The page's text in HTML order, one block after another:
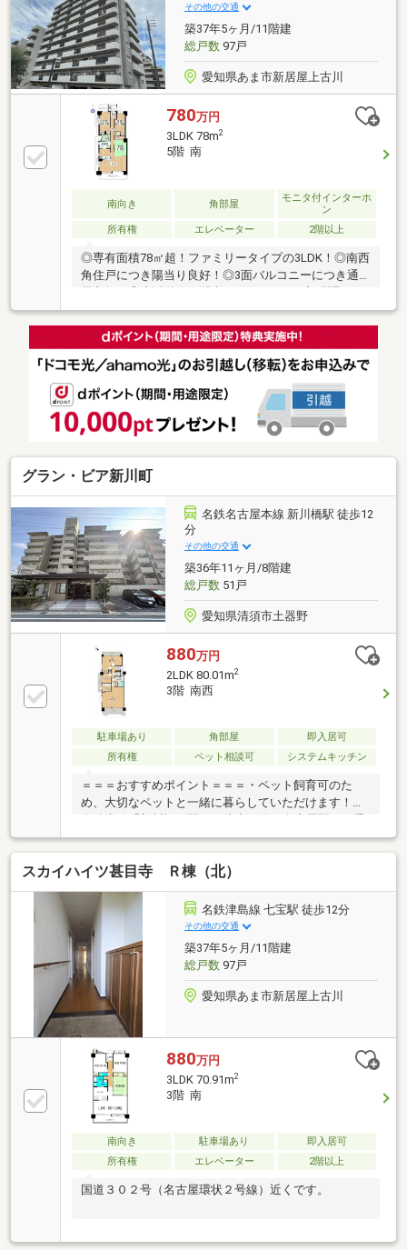
その他の交通
築37年5ヶ月/11階建
総戸数97戸
愛知県あま市新居屋上古川
780万円
3LDK 78m2
5階 南
南向き 角部屋
モニタ付インターホ
ン
所有権
エレベーター 2階以上
◎専有面積78㎡超！ファミリータイプの3LDK！◎南西
角住戸につき陽当り良好！◎3面バルコニーにつき通
（キッチンから廊下・洗面室へ出入り可能）◎全居室
収納有、収納力豊富！◎独立感のあるアルコーブ有！
◎キッチンからバルコニーで出入りできる勝手口有！
◎洗面室、浴室に窓有！【周辺施設】・甚目寺小学
スーパー甚目寺店 徒歩約12分・ゲンキー新居屋西
店 徒歩約10分・ヨシヅヤ甚目寺店 徒歩約20分
グラン・ビア新川町
名鉄名古屋本線 新川橋駅 徒歩12
分
その他の交通
築36年11ヶ月/8階建
総戸数51戸
愛知県清須市土器野
880万円
2LDK 80.01m2
3階 南西
駐車場あり 角部屋
即入居可
所有権
ペット相談可 システムキッチン
＝＝＝おすすめポイント＝＝＝・ペット飼育可のた
め、大切なペットと一緒に暮らしていただけます！・
り換えなしでアクセスできます☆・角部屋で南西向き
のため日当たり・風通し良好！周囲に高い建物がなく
開放感がございます。・LDKは広々約19帖！お子様や
ペットがのびのびと遊べる広さです◎・キッチンは半
個室のようなレイアウト。来客から見えにくく、LDK
にニオイが広がりづらいのが嬉しいポイント♪・キッ
チン床下収納、廊下物入、トイレの棚など収納充実し
ております！・3方向にバルコニーがついているた
め、日向干しと陰干しなど用途に応じて使い分け可能
です◎
スカイハイツ甚目寺 Ｒ棟（北）
名鉄津島線 七宝駅 徒歩12分
その他の交通
築37年5ヶ月/11階建
総戸数97戸
愛知県あま市新居屋上古川
880万円
3LDK 70.91m2
3階 南
南向き 駐車場あり
即入居可
所有権
エレベーター 2階以上
国道３０２号（名古屋環状２号線）近くです。